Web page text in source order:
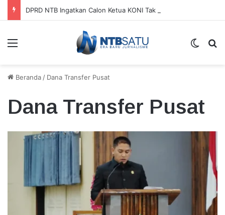
Menu
Beranda / Dana Transfer Pusat
Dana Transfer Pusat